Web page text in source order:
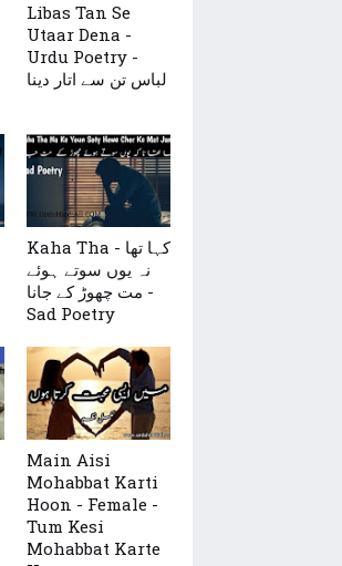
Libas Tan Se
Utaar Dena -
Urdu Poetry -
لباس تن سے اتار دینا
Kaha Tha - کہا تھا
نہ یوں سوتے ہوئے
مت چھوڑ کے جانا -
Sad Poetry
Main Aisi
Mohabbat Karti
Hoon - Female -
Tum Kesi
Mohabbat Karte